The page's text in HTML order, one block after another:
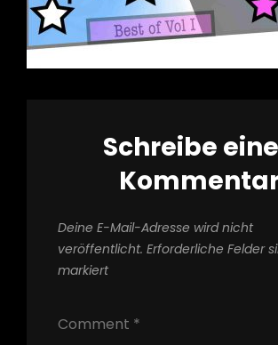
Schreibe
Deine E-Mail-Adresse wird nicht
veröffentlicht. Erforderliche Felder
markiert